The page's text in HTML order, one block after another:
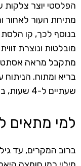
הפלסטי יוצר צלקות
מתיחת העור לאחור
בנוסף לכך, קו
מובלטות ונוצרת
מתקבל מראה אסתטי,
בריא ומתוח. הניתוח
שעתיים ל-4 שעות, בהתאם להיקף ורמת המורכבות שלו.
למי מתאים
ברוב המקרים, עד גילאי 40 או 50 ניתן